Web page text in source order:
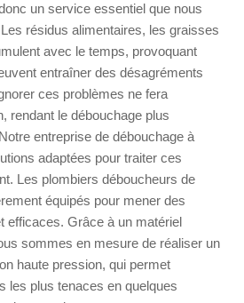
un service essentiel que nous
résidus alimentaires, les graisses
avec le temps, provoquant
entraîner des désagréments
ces problèmes ne fera
rendant le débouchage plus
entreprise de débouchage à
adaptées pour traiter ces
Les plombiers déboucheurs de
équipés pour mener des
efficaces. Grâce à un matériel
sommes en mesure de réaliser un
haute pression, qui permet
les plus tenaces en quelques